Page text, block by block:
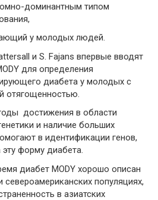
доминантным типом
у молодых людей.
и S. Fajans впервые вводят
для определения
диабета у молодых с
отягощенностью.
достижения в области
и наличие больших
в идентификации генов,
форму диабета.
диабет MODY хорошо описан
североамериканских популяциях,
в азиатских